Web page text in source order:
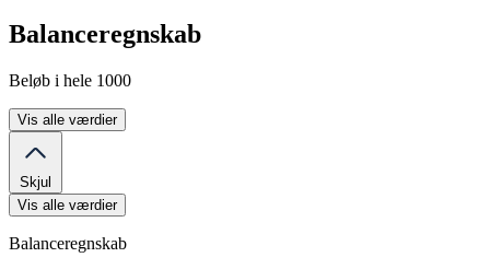
Balanceregnskab
Beløb i hele 1000
Vis alle værdier
Skjul
Vis alle værdier
Balanceregnskab